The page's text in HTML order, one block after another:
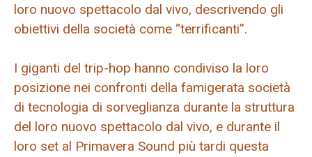
loro nuovo spettacolo dal vivo, descrivendo gli
obiettivi della società come “terrificanti”.
I giganti del trip-hop hanno condiviso la loro
posizione nei confronti della famigerata società
di tecnologia di sorveglianza durante la struttura
del loro nuovo spettacolo dal vivo, e durante il
loro set al Primavera Sound più tardi questa